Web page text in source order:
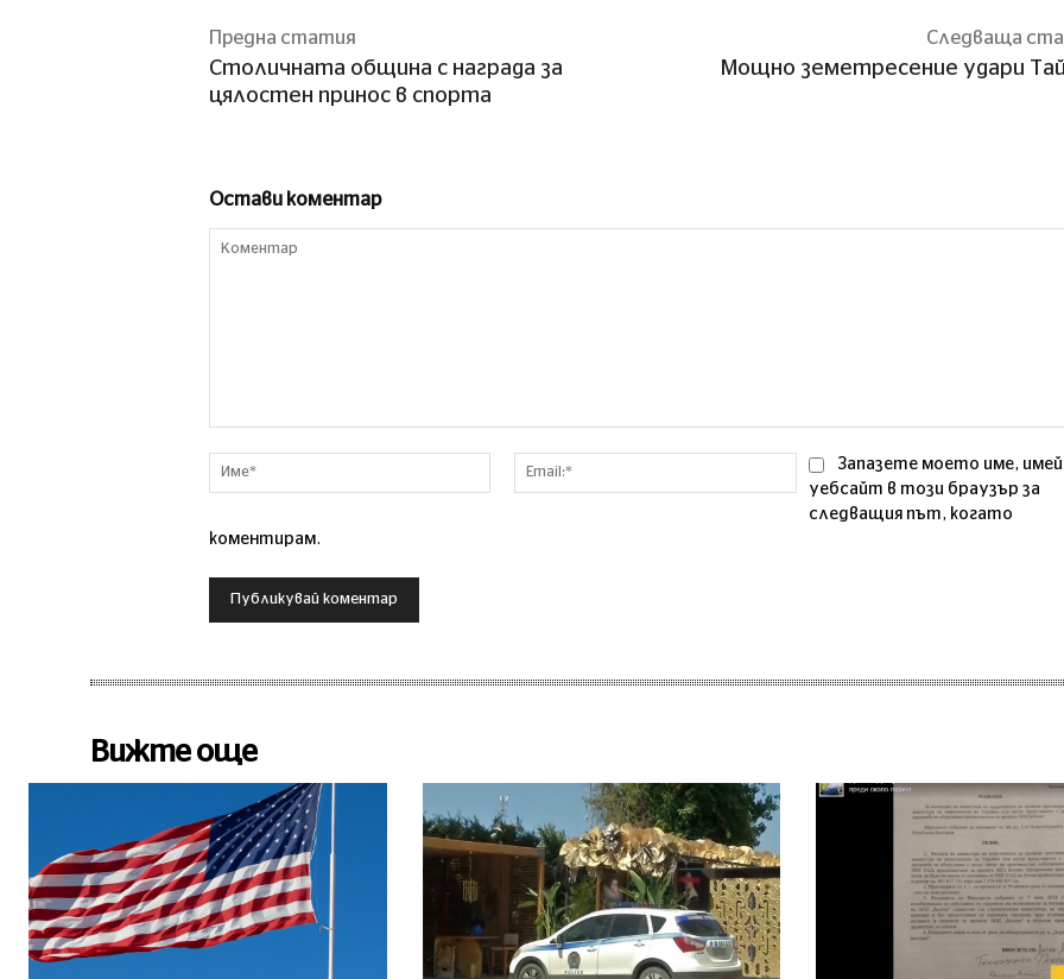
Предна статия
Столичната община с награда за
цялостен принос в спорта
Следваща
Мощно земетресение удари
Остави коментар
Име*
Email:*Запазете моето име,
уебсайт в този браузър за
следващия път, когато
коментирам.
Вижте още